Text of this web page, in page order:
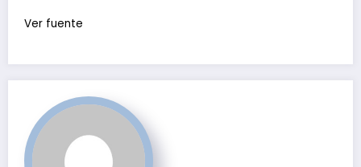
Ver fuente